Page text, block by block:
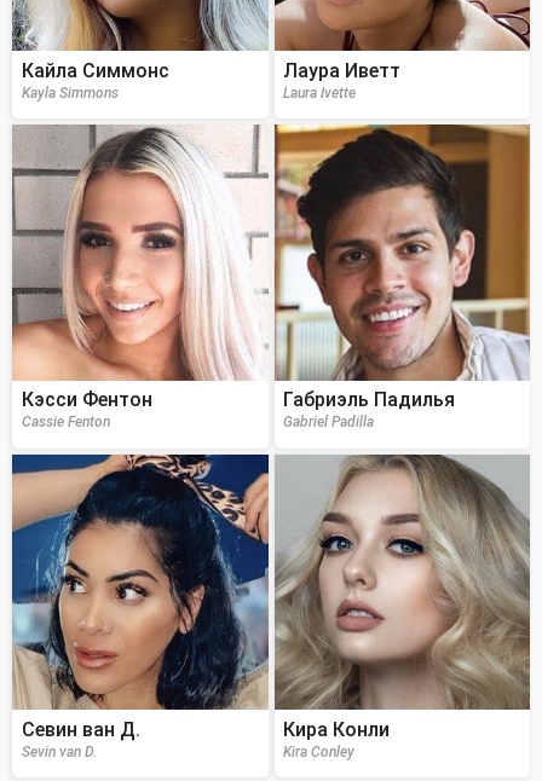
Кайла Симмонс
Kayla Simmons
Лаура Иветт
Laura Ivette
Кэсси Фентон
Cassie Fenton
Габриэль Падилья
Gabriel Padilla
Севин ван Д.
Sevin van D.
Кира Конли
Kira Conley